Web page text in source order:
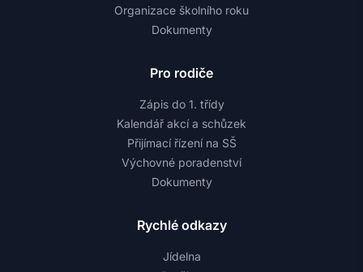
Organizace školního roku
Dokumenty
Pro rodiče
Zápis do 1. třídy
Kalendář akcí a schůzek
Přijímací řízení na SŠ
Výchovné poradenství
Dokumenty
Rychlé odkazy
Jídelna